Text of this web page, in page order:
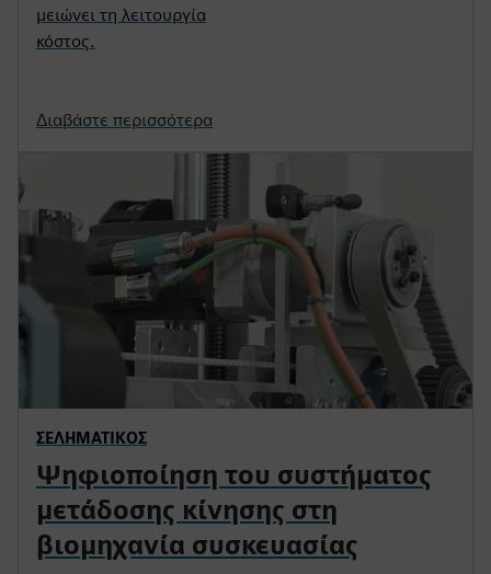
μειώνει τη λειτουργία
κόστος.
Διαβάστε περισσότερα
ΣΕΛΗΜΑΤΙΚΌΣ
Ψηφιοποίηση του συστήματος
μετάδοσης κίνησης στη
βιομηχανία συσκευασίας